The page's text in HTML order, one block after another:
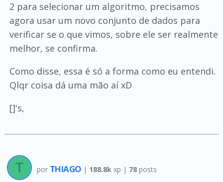
2 para selecionar um algoritmo, precisamos
agora usar um novo conjunto de dados para
verificar se o que vimos, sobre ele ser realmente
melhor, se confirma.
Como disse, essa é só a forma como eu entendi.
Qlqr coisa dá uma mão aí xD
[]'s,
por THIAGO | 188.8k xp | 78posts